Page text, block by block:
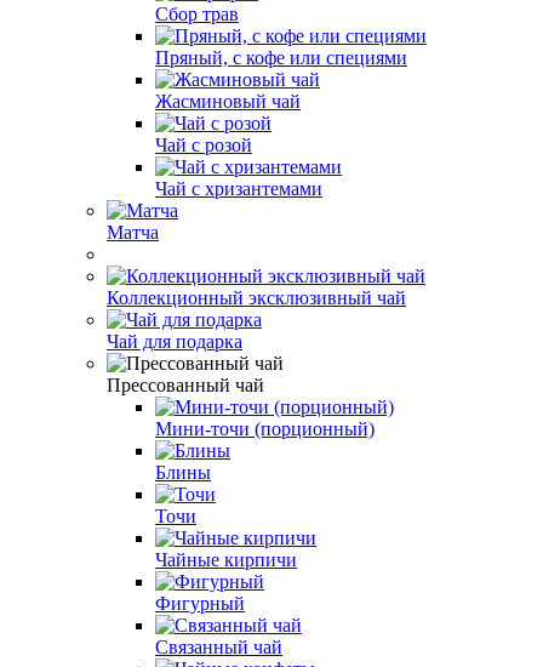
Сбор трав
Пряный, с кофе или специями
Жасминовый чай
Чай с розой
Чай с хризантемами
Матча
Коллекционный эксклюзивный чай
Чай для подарка
Прессованный чай
Мини-точи (порционный)
Блины
Точи
Чайные кирпичи
Фигурный
Связанный чай